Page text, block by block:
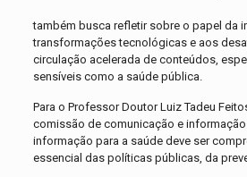
também busca refletir sobre o papel da
transformações tecnológicas e aos
circulação acelerada de conteúdos,
sensíveis como a saúde pública.
Para o Professor Doutor Luiz Tadeu
comissão de comunicação e informação
informação para a saúde deve ser
essencial das políticas públicas, da